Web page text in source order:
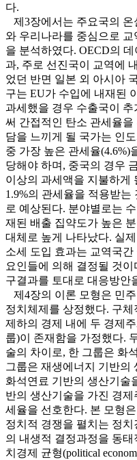
다.
제3장에서는 주요국의 온
와 우리나라를 중심으로
을 분석하였다. OECD의
과, 주로 선진국이 교역에
었던 반면 일본 외 아시아
구는 EU가 수입에 내재된
과세했을 경우 수출국이
써 간접적인 탄소 관세율
담을 느끼게 될 국가는 인
중 가장 높은 관세율(4.6%)
당해야 하며, 중국의 경우
이상의 과세액을 지불하게
1.9%의 관세율을 적용받
로 예상된다. 분야별로는
재된 배출 집약도가 높은
대체로 높게 나타났다. 실
소세 도입 효과는 교역국
요인들에 의해 결정될 것
구결과를 토대로 대응방안
제4장의 이론 모형은 민
정치체제를 상정했다. 구
제하의 경제 내에 두 경제
룹)이 존재함을 가정했다.
술의 차이로, 한 그룹은 화
그룹은 재생에너지 기반의
화석연료 기반의 생산기술
반의 생산기술을 가진 경
세율을 선호한다. 본 모형
정치적 경쟁을 펼치는 정
의 내생적 결정과정을 동
치경제 균형(political